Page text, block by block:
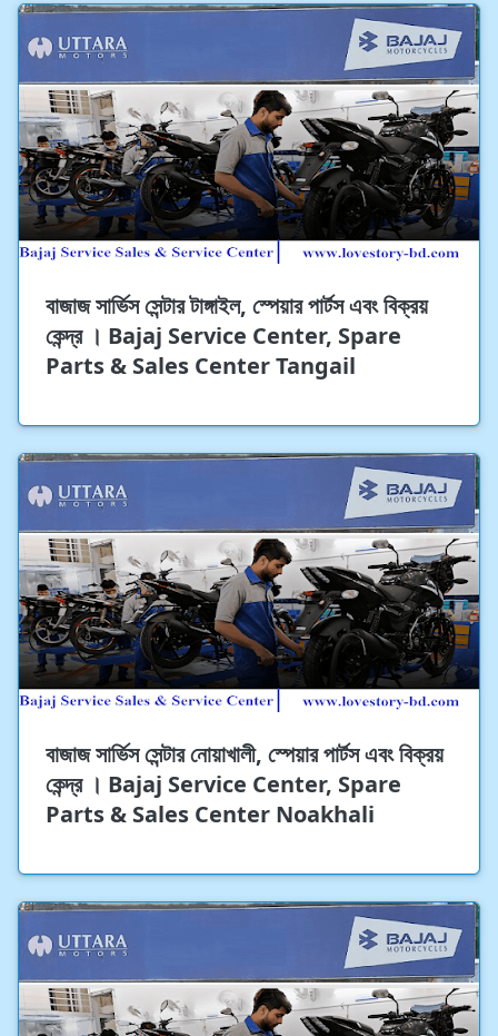
বাজাজ সার্ভিস সেন্টার টাঙ্গাইল, স্পেয়ার পার্টস এবং বিক্রয়
কেন্দ্র । Bajaj Service Center, Spare
Parts & Sales Center Tangail
বাজাজ সার্ভিস সেন্টার নোয়াখালী, স্পেয়ার পার্টস এবং বিক্রয়
কেন্দ্র । Bajaj Service Center, Spare
Parts & Sales Center Noakhali